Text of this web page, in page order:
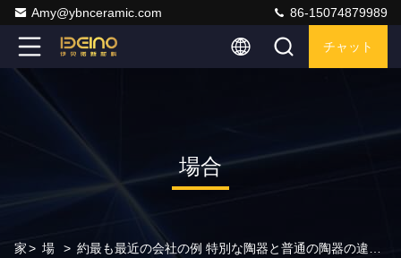
Amy@ybnceramic.com 86-15074879989
チャット
場合
家> 場
>